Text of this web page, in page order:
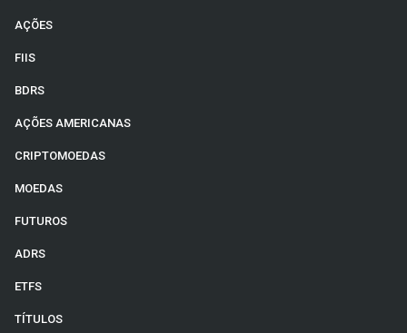
AÇÕES
FIIS
BDRS
AÇÕES AMERICANAS
CRIPTOMOEDAS
MOEDAS
FUTUROS
ADRS
ETFS
TÍTULOS